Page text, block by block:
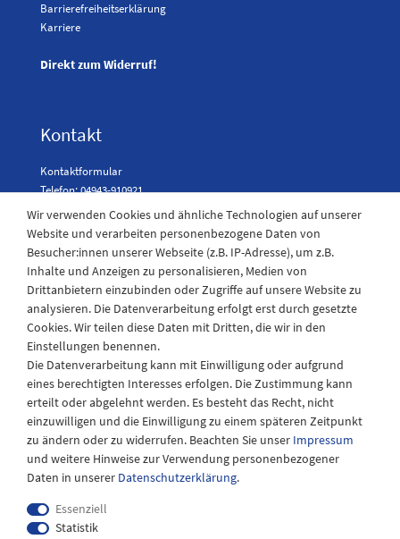
Barrierefreiheitserklärung
Karriere
Direkt zum Widerruf!
Kontakt
Kontaktformular
Telefon: 04943-910921
Laden Öffnungszeiten
Montag - Freitag
08:30 - 12:30 und 13.00 - 17.30 Uhr
Samstags
08:30 bis 12:30 Uhr
Wir verwenden Cookies und ähnliche Technologien auf unserer
Website und verarbeiten personenbezogene Daten von
Besucher:innen unserer Webseite (z.B. IP-Adresse), um z.B.
Inhalte und Anzeigen zu personalisieren, Medien von
Drittanbietern einzubinden oder Zugriffe auf unsere Website zu
analysieren. Die Datenverarbeitung erfolgt erst durch gesetzte
Cookies. Wir teilen diese Daten mit Dritten, die wir in den
Einstellungen benennen.
Die Datenverarbeitung kann mit Einwilligung oder aufgrund
eines berechtigten Interesses erfolgen. Die Zustimmung kann
erteilt oder abgelehnt werden. Es besteht das Recht, nicht
einzuwilligen und die Einwilligung zu einem späteren Zeitpunkt
zu ändern oder zu widerrufen. Beachten Sie unser Impressum
und weitere Hinweise zur Verwendung personenbezogener
Daten in unserer Daten­schutz­erklärung.
Essenziell
Statistik